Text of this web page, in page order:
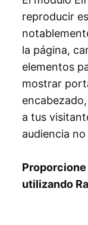
reproducir
la página,
elementos
mostrar
a tus
audiencia
utilizando